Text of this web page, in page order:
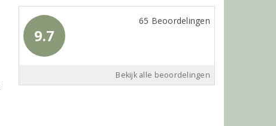
9.7
65 Beoordelingen
Bekijk alle beoordelingen